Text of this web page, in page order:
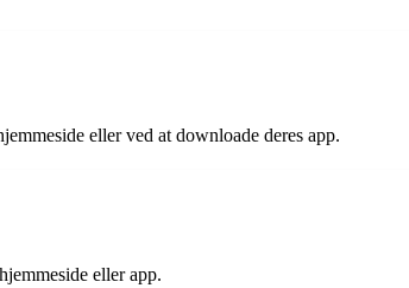
eller ved at downloade deres app.
eller app.